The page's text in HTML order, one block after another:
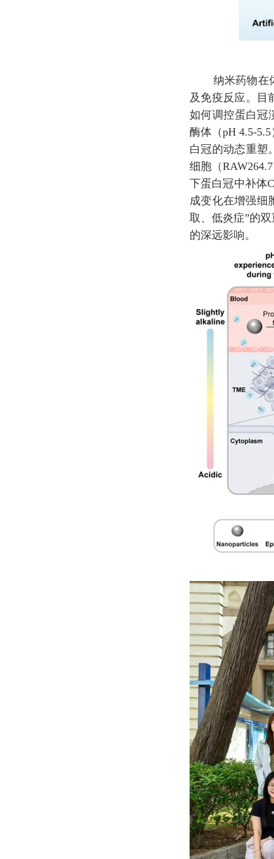
纳米药物在
及免疫反应。
目
如何调控蛋白冠
酶体（pH 4.5-
白冠的动态重塑
细胞（
下蛋白冠中补体
成变化在增强细
取、低炎症”的
的深远影响。